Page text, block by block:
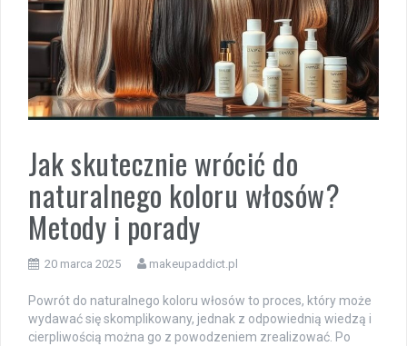
Jak skutecznie wrócić do
naturalnego koloru włosów?
Metody i porady
20 marca 2025 makeupaddict.pl
Powrót do naturalnego koloru włosów to proces, który może
wydawać się skomplikowany, jednak z odpowiednią wiedzą i
cierpliwością można go z powodzeniem zrealizować. Po